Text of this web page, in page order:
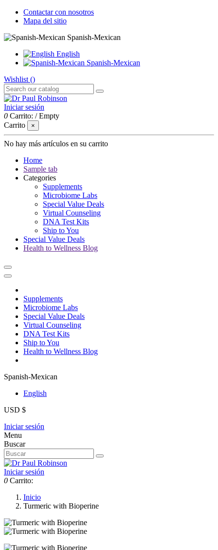
Contactar con nosotros
Mapa del sitio
Spanish-Mexican
English
Spanish-Mexican
Wishlist ()
Iniciar sesión
0 Carrito: /Empty
Carrito
×
No hay más artículos en su carrito
Home
Sample tab
Categories
Supplements
Microbiome Labs
Special Value Deals
Virtual Counseling
DNA Test Kits
Ship to You
Special Value Deals
Health to Wellness Blog
Supplements
Microbiome Labs
Special Value Deals
Virtual Counseling
DNA Test Kits
Ship to You
Health to Wellness Blog
Spanish-Mexican
English
USD $
Iniciar sesión
Menu
Buscar
Iniciar sesión
0 Carrito:
Inicio
Turmeric with Bioperine